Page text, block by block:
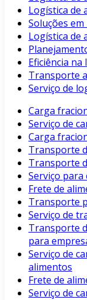
Logística de
Soluções
Logística de
Eficiência
Transporte
Serviço de
Carga
Serviço de
Carga
Transporte
Transporte
Serviço
Frete de
Transporte
Serviço de
Transporte
para
Serviço de
alimentos
Frete de
Serviço de